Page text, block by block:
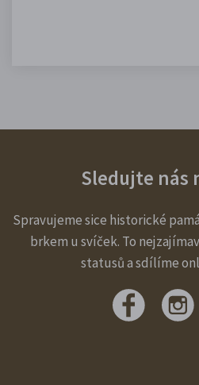
Sledujte nás
Spravujeme sice historické
brkem u svíček. To
statusů a sdílíme